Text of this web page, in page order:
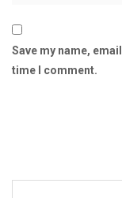
Save my name,
time I comment.